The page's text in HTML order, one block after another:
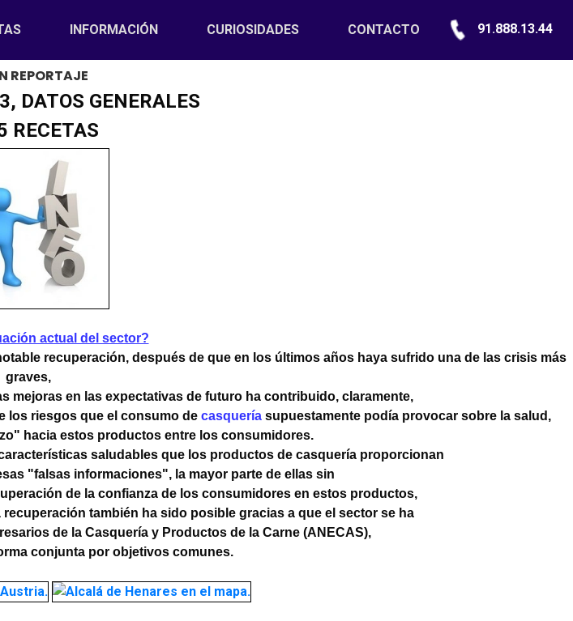
INFORMACIÓN CURIOSIDADES CONTACTO 91.888.13.44
REPORTAJE
DATOS GENERALES
RECETAS
actual del sector?
recuperación, después de que en los últimos años haya sufrido una de las crisis más
graves,
mejoras en las expectativas de futuro ha contribuido, claramente,
los riesgos que el consumo de casquería supuestamente podía provocar sobre la salud,
hacia estos productos entre los consumidores.
saludables que los productos de casquería proporcionan
"falsas informaciones", la mayor parte de ellas sin
de la confianza de los consumidores en estos productos,
también ha sido posible gracias a que el sector se ha
de la Casquería y Productos de la Carne (ANECAS),
conjunta por objetivos comunes.